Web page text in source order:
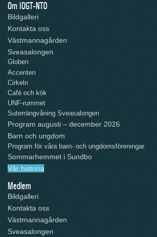
Om IOGT-NTO
Bildgalleri
Kontakta oss
Västmannagården
Sveasalongen
Globen
Accenten
Cirkeln
Café och kök
UNF-rummet
Suterrängvåning Sveasalongen
Program augusti – december 2026
Barn och ungdom
Program för våra barn- och ungdomsföreningar.
Sommarhemmet i Sundbo
Vår historia
Medlem
Bildgalleri
Kontakta oss
Västmannagården
Sveasalongen